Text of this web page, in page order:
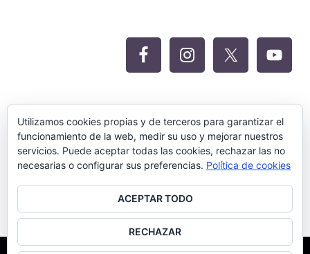
Utilizamos cookies propias y de terceros para garantizar el
funcionamiento de la web, medir su uso y mejorar nuestros
servicios. Puede aceptar todas las cookies, rechazar las no
necesarias o configurar sus preferencias. Política de cookies
ACEPTAR TODO
RECHAZAR